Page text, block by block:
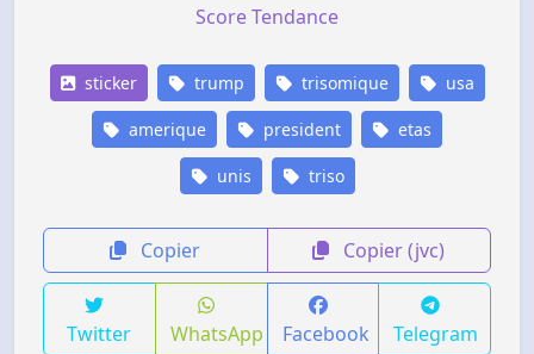
Score Tendance
sticker trump trisomique usa
amerique president etas
unis triso
Copier Copier (jvc)
Twitter WhatsApp Facebook Telegram